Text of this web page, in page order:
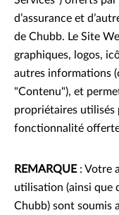
d’assurance et
de Chubb. Le Site
graphiques, logos,
autres informations
"Contenu"), et
propriétaires utilisés
fonctionnalité offerte
REMARQUE : Votre
utilisation (ainsi que
Chubb) sont soumis